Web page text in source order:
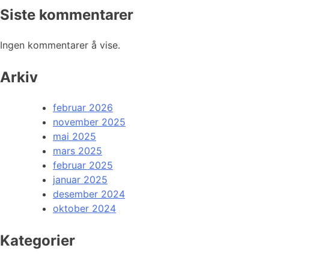
Siste kommentarer
Ingen kommentarer å vise.
Arkiv
februar 2026
november 2025
mai 2025
mars 2025
februar 2025
januar 2025
desember 2024
oktober 2024
Kategorier